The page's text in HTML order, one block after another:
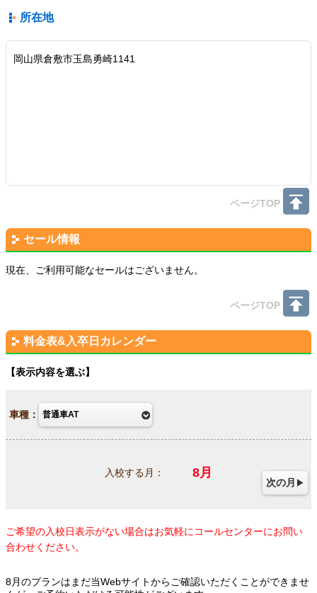
所在地
岡山県倉敷市玉島勇崎1141
ページTOP
セール情報
現在、ご利用可能なセールはございません。
ページTOP
料金表&入卒日カレンダー
表示内容を選ぶ
車種：
入校する月： 8月
次の月
ご希望の入校日表示がない場合はお気軽にコールセンターにお問い
合わせください。
8月のプランはまだ当Webサイトからご確認いただくことができませ